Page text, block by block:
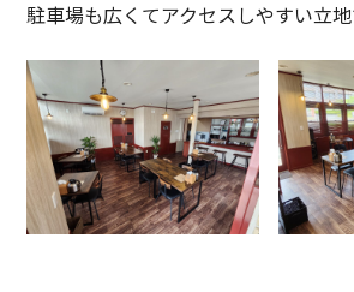
駐車場も広くてアクセスしやすい立地